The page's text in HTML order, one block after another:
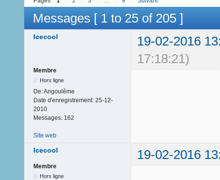
Messages [ 1 to 25 of 205 ]
Icecool
19-02-2016
17:18:21)
Membre
Hors ligne
De:Angoulême
Date d'enregistrement: 25-12-
2010
Messages: 162
Site web
Icecool 19-02-2016
Membre
Hors ligne